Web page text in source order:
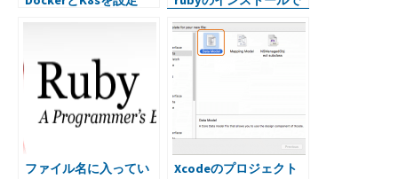
ファイル名に入ってい
Xcodeのプロジェクト